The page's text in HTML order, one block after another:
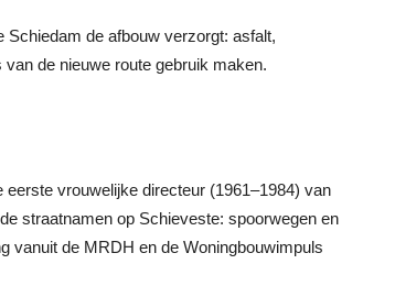
Schiedam de afbouw verzorgt: asfalt,
de nieuwe route gebruik maken.
vrouwelijke directeur (1961–1984) van
straatnamen op Schieveste: spoorwegen en
vanuit de MRDH en de Woningbouwimpuls